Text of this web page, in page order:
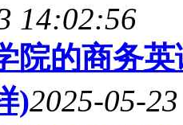
14:02:56
院的商务
)2025-05-